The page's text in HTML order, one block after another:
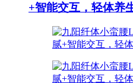
+智能交互，轻体养